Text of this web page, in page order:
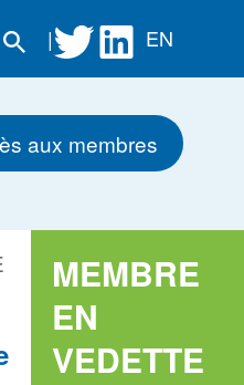
| EN
aux membres
MEMBRE
EN
VEDETTE